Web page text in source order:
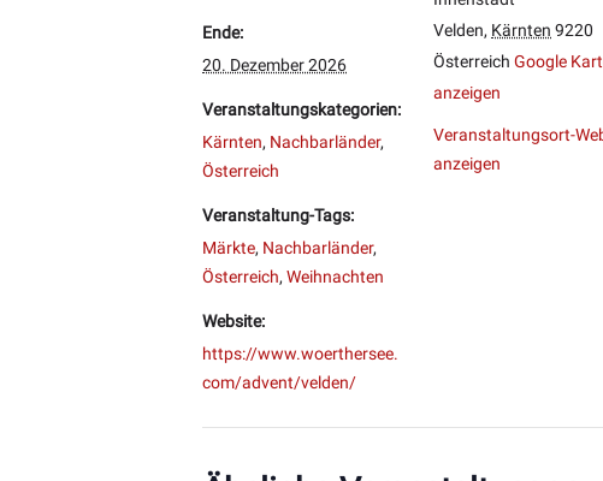
Ende:
20. Dezember 2026
Veranstaltungskategorien:
Kärnten, Nachbarländer,
Österreich
Veranstaltung-Tags:
Märkte, Nachbarländer,
Österreich, Weihnachten
Website:
https://www.woerthersee.
com/advent/velden/
Velden, Kärnten 9220
Österreich Google
anzeigen
Veranstaltungsort-
anzeigen